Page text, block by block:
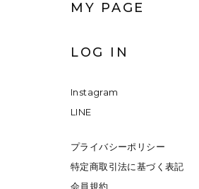
MY PAGE
LOG IN
Instagram
LINE
プライバシーポリシー
特定商取引法に基づく表記
会員規約